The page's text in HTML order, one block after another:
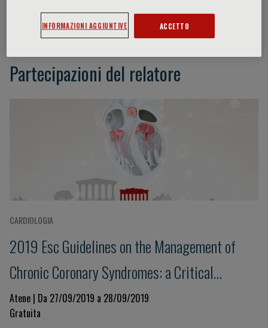
George Andrikopoulos
Partecipazioni del relatore
CARDIOLOGIA
2019 Esc Guidelines on the Management of
Chronic Coronary Syndromes: a Critical
Approach
Atene | Da 27/09/2019 a 28/09/2019
Gratuita
INFORMAZIONI AGGIUNTIVE ACCETTO